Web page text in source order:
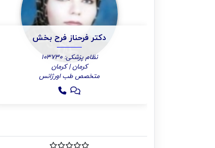
دکتر فرحناز فرح بخش
نظام پزشکی: 103730
کرمان | کرمان
متخصص طب اورژانس